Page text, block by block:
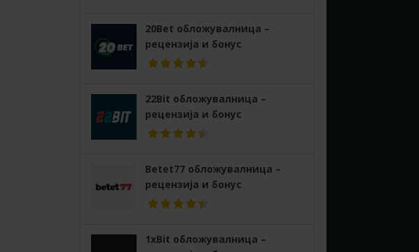
20Bet обложувалница –
рецензија и бонус
22Bit обложувалница –
рецензија и бонус
Betet77 обложувалница –
рецензија и бонус
1xBit обложувалница –